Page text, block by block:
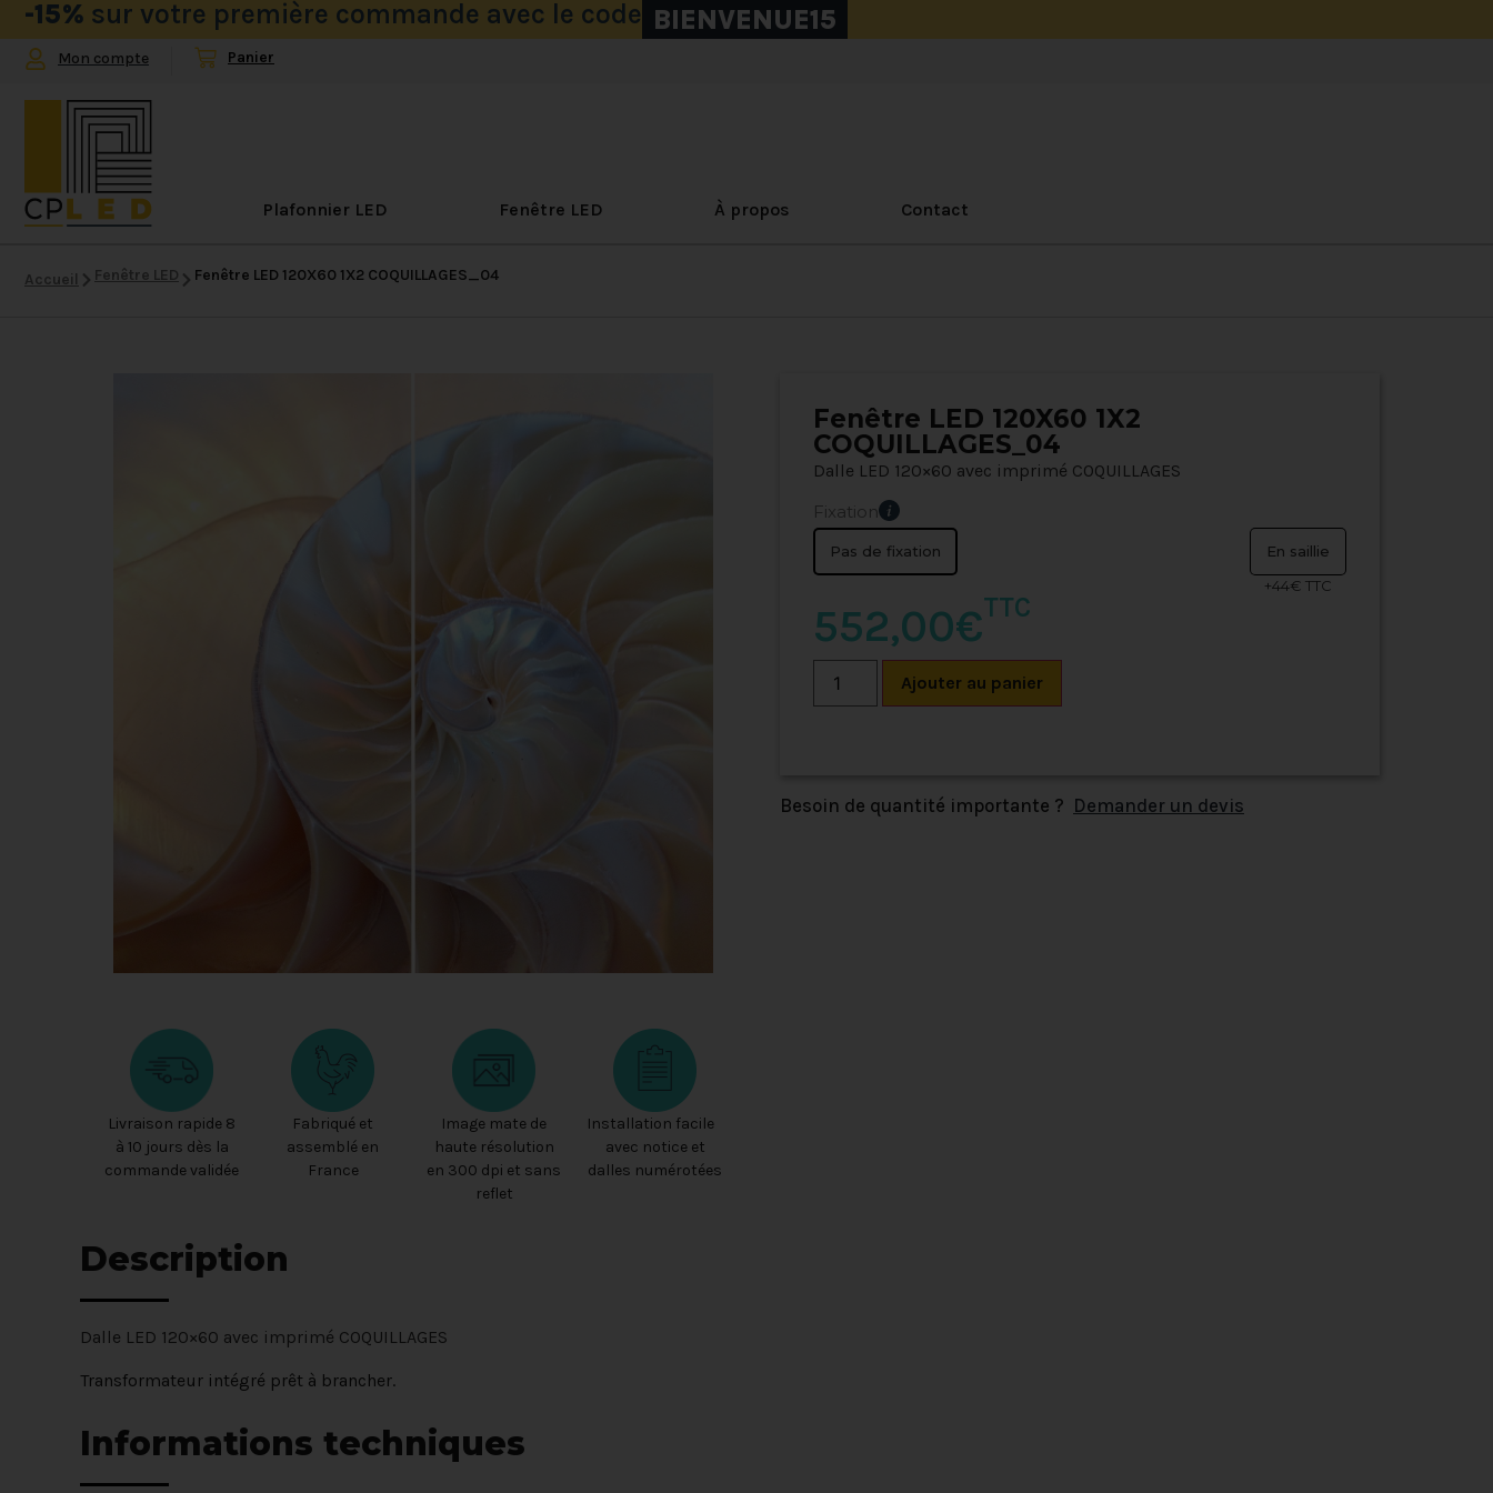
-15% sur votre première commande avec le code BIENVENUE15
Mon compte
Plafonnier LED Fenêtre LED À propos Contact
Accueil Fenêtre LED Fenêtre LED 120X60 1X2 COQUILLAGES_04
Fenêtre LED 120X60 1X2
COQUILLAGES_04
Dalle LED 120×60 avec imprimé COQUILLAGES
Fixation
Pas de fixation
En saillie
+44€ TTC
552,00€TTC
Ajouter au panier
Besoin de quantité importante ? Demander un devis
Livraison rapide 8
à 10 jours dès la
commande validée
Fabriqué et
assemblé en
France
Image mate de
haute résolution
en 300 dpi et sans
reflet
Installation facile
avec notice et
dalles numérotées
Description
Dalle LED 120×60 avec imprimé COQUILLAGES
Transformateur intégré prêt à brancher.
Informations techniques